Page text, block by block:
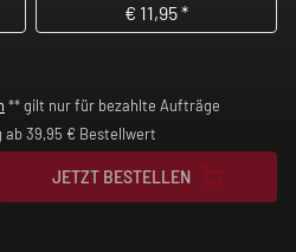
€ 11,95*
** gilt nur für bezahlte Aufträge
39,95 € Bestellwert
JETZT BESTELLEN